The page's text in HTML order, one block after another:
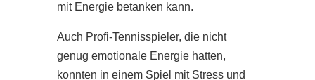
mit Energie betanken kann.
Auch Profi-Tennisspieler, die nicht
genug emotionale Energie hatten,
konnten in einem Spiel mit Stress und